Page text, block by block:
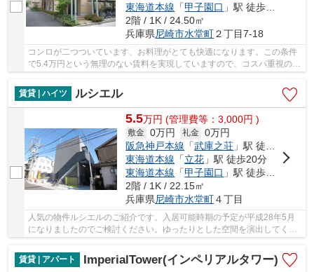
東海道本線 「甲子園口 」駅 徒歩27分
2階 / 1K / 24.50㎡
兵庫県尼崎市水堂町２丁目7-18
コンロが二つついています、お料理がとても快適になります。この条件
で5.4万円という無理のない賃料を実現していますので、コスパ重視の方
は必見です。高いニーズのある、フローリング...
賃貸 | ハイツ
ルシエル
5.5万円 (管理費等：3,000円 )
敷金 0万円 礼金 0万円
阪急神戸本線 「武庫之荘 」駅 徒歩14分
東海道本線 「立花 」駅 徒歩20分
東海道本線 「甲子園口 」駅 徒歩22分
2階 / 1K / 22.15㎡
兵庫県尼崎市水堂町４丁目
人気の物件ルシエルのご紹介です。入居可能時期の予定が平成28年5月
になりましたのでご検討ください。ゆったりとした空間を演出してくれ
賃貸 | アパート
ImperialTower(インペリアルタワー)